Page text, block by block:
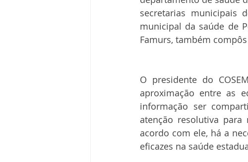
secretarias municipais
municipal da saúde de
Famurs, também
O presidente do
aproximação entre as
informação ser
atenção resolutiva para
acordo com ele, há a
eficazes na saúde